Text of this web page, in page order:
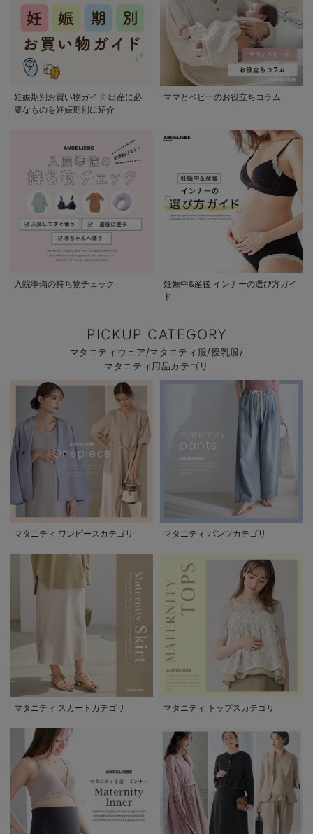
妊娠期別お買い物ガイド 出産に必
要なものを妊娠期別に紹介
ママとベビーのお役立ちコラム
入院準備の持ち物チェック
妊娠中&産後 インナーの選び方ガイ
ド
PICKUP CATEGORY
マタニティウェア/マタニティ服/授乳服/
マタニティ用品カテゴリ
マタニティ ワンピースカテゴリ マタニティ パンツカテゴリ
マタニティ スカートカテゴリ マタニティ トップスカテゴリ